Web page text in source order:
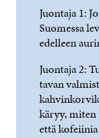
Juontaja 1:
Suomessa
edelleen
Juontaja 2:
tavan
käryy,
että kofeiinia